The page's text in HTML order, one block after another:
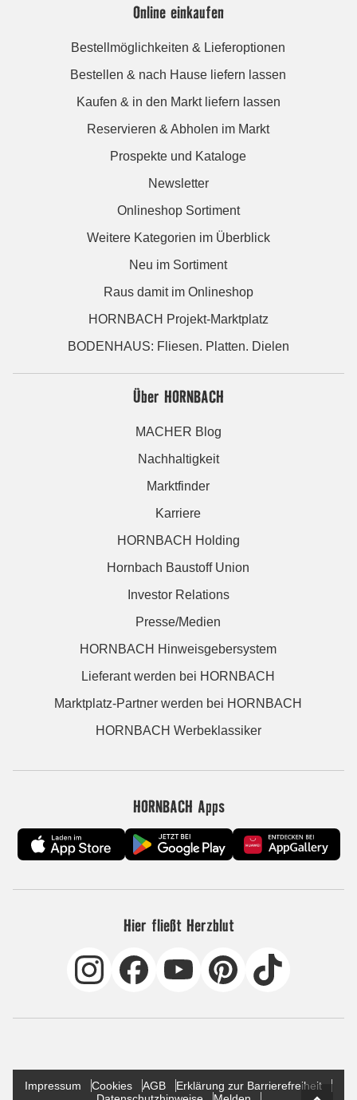
Online einkaufen
Bestellmöglichkeiten & Lieferoptionen
Bestellen & nach Hause liefern lassen
Kaufen & in den Markt liefern lassen
Reservieren & Abholen im Markt
Prospekte und Kataloge
Newsletter
Onlineshop Sortiment
Weitere Kategorien im Überblick
Neu im Sortiment
Raus damit im Onlineshop
HORNBACH Projekt-Marktplatz
BODENHAUS: Fliesen. Platten. Dielen
Über HORNBACH
MACHER Blog
Nachhaltigkeit
Marktfinder
Karriere
HORNBACH Holding
Hornbach Baustoff Union
Investor Relations
Presse/Medien
HORNBACH Hinweisgebersystem
Lieferant werden bei HORNBACH
Marktplatz-Partner werden bei HORNBACH
HORNBACH Werbeklassiker
HORNBACH Apps
Hier fließt Herzblut
Impressum Cookies AGB
Erklärung zur Barrierefreiheit